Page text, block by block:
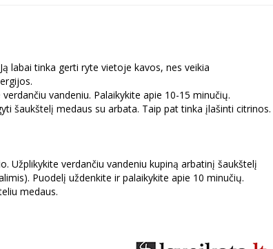
labai tinka gerti ryte vietoje kavos, nes veikia
vandeniu. Palaikykite apie 10-15 minučių.
šaukštelį medaus su arbata. Taip pat tinka įlašinti citrinos.
Užplikykite verdančiu vandeniu kupiną arbatinį šaukštelį
Puodelį uždenkite ir palaikykite apie 10 minučių.
medaus.